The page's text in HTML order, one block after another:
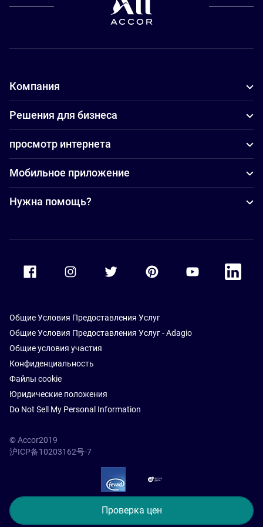
Проверка цен
Компания
Решения для бизнеса
просмотр интернета
Мобильное приложение
Нужна помощь?
Accor Facebook Accor TwitterAccor PinterestAccor Youtube
Accor
Общие Условия Предоставления Услуг
Общие Условия Предоставления Услуг - Adagio
Общие условия участия
Конфиденциальность
Файлы cookie
Юридические положения
Do Not Sell My Personal Information
© Accor2019
沪ICP备10203162号-7